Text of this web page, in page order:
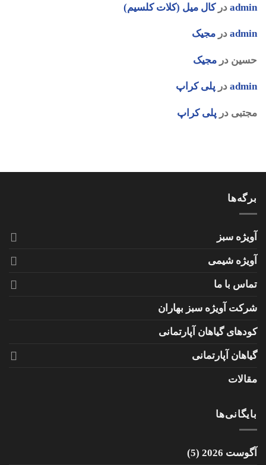
admin درکال میل (کلات کلسیم)
admin در مجیک
حسین در مجیک
admin در پلی کراپ
مجتبی در پلی کراپ
برگه‌ها
آویژه سبز
آویژه شیمی
تماس با ما
شرکت آویژه سبز بهاران
کودهای گیاهان آپارتمانی
گیاهان آپارتمانی
مقالات
بایگانی‌ها
آگوست 2026
(5)